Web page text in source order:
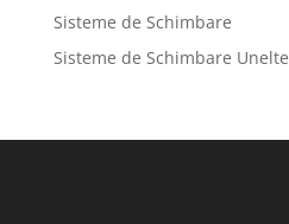
Sisteme de Schimbare
Sisteme de Schimbare Unelte